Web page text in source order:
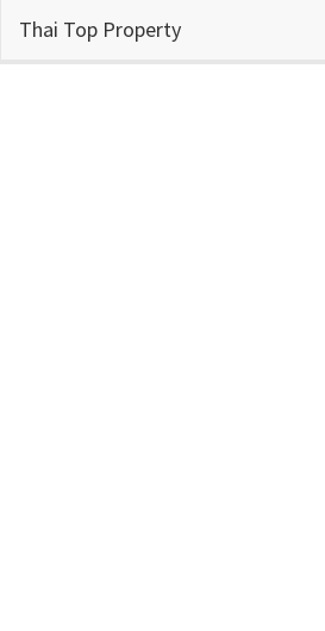
Thai Top Property